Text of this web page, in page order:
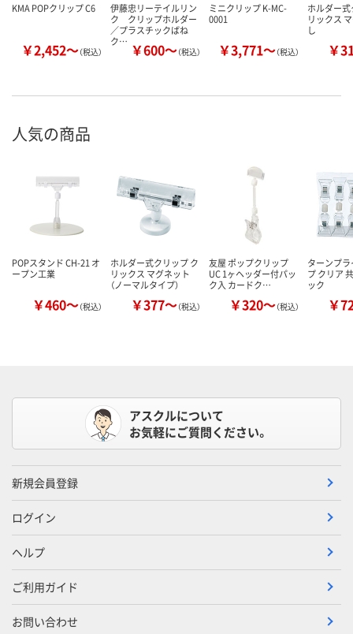
KMA POPクリップ C6
￥2,452～（税込）
伊藤忠リーテイルリン
ク クリップホルダー
／プラスチックばね
ク… ￥600～（税込）
ミニクリップ K-MC-
0001
￥3,771～（税込）
ホルダー
リックス
し
￥
人気の商品
POPスタンド CH-21 オ
ープン工業
￥460～（税込）
ホルダー式クリップ ク
リックス マグネット
（ノーマルタイプ）
￥377～（税込）
友屋 ポップクリップ
UC 1ヶヘッダー付パッ
ク入 カードク…
￥320～（税込）
ターンプ
プ クリア
ック
￥
アスクルについて
お気軽にご質問ください。
新規会員登録
ログイン
ヘルプ
ご利用ガイド
お問い合わせ